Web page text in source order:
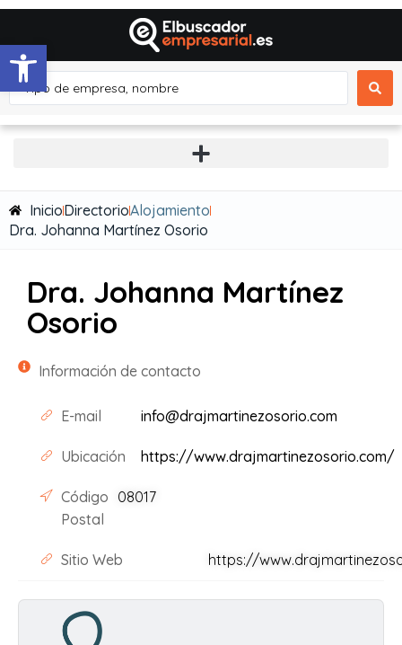
Abrir barra de herramientas
InicioDirectorioAlojamiento
Dra. Johanna Martínez Osorio
Dra. Johanna Martínez
Osorio
Información de contacto
E-mail info@drajmartinezosorio.com
Ubicación https://www.drajmartinezosorio.com/
Código
Postal
08017
Sitio Web https://